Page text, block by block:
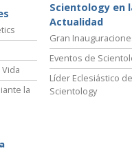
la
Scientology en
Actualidad
Gran
Eventos de
Líder Eclesiástico de
Scientology